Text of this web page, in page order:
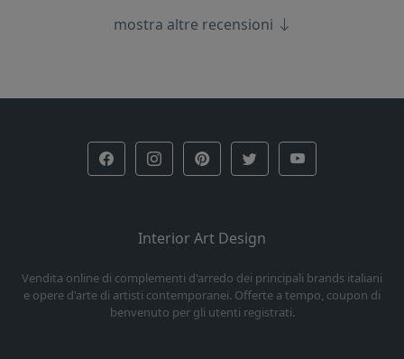
mostra altre recensioni
Interior Art Design
Vendita online di complementi d'arredo dei principali brands italiani
e opere d'arte di artisti contemporanei. Offerte a tempo, coupon di
benvenuto per gli utenti registrati.